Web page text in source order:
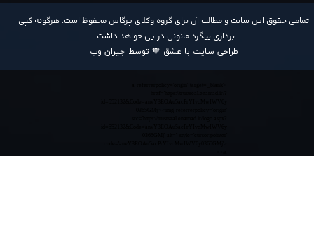
​تمامی حقوق این سایت و مطالب آن برای گروه وکلای پرگاس محفوظ است. هرگونه کپی
برداری پیگرد قانونی در پی خواهد داشت​​​​​​​.
طراحی سایت با عشق 🧡 توسط جیران وب